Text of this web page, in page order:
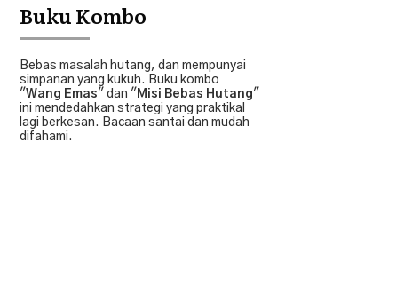
Buku Kombo
Bebas masalah hutang, dan mempunyai
simpanan yang kukuh. Buku kombo
"Wang Emas" dan " Misi Bebas Hutang"
ini mendedahkan strategi yang praktikal
lagi berkesan. Bacaan santai dan mudah
difahami.